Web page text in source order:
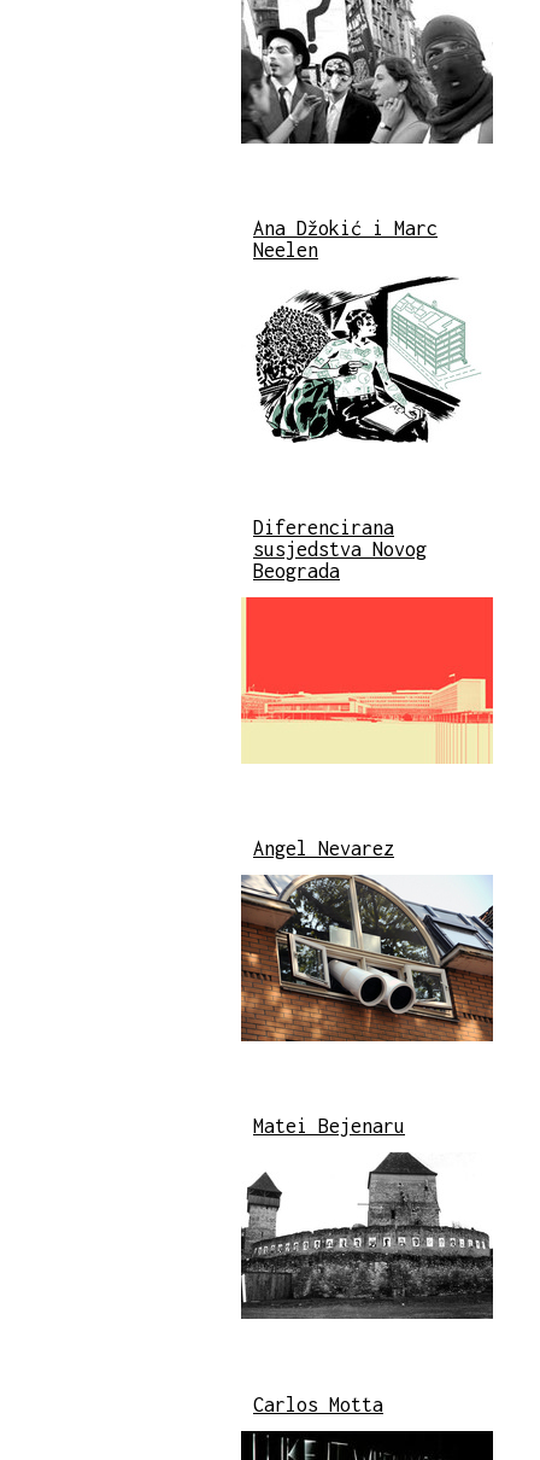
Ana Džokić i Marc
Neelen
Diferencirana
susjedstva Novog
Beograda
Angel Nevarez
Matei Bejenaru
Carlos Motta